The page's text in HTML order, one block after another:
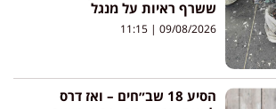
ששרף ראיות על מנגל
09/08/2026
הסיע 18 שב״חים – ואז דרס